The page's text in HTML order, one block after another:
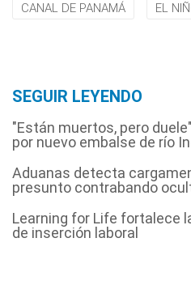
CANAL DE PANAMÁ EL
SEGUIR LEYENDO
"Están muertos, pero
por nuevo embalse de río
Aduanas detecta
presunto contrabando
Learning for Life fortalece
de inserción laboral